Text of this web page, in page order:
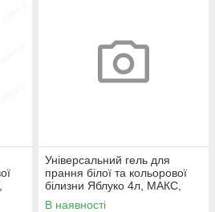
Універсальний гель для
прання білої та кольорової
білизни Яблуко 4л, МАКС,
Арт.49230
В наявності